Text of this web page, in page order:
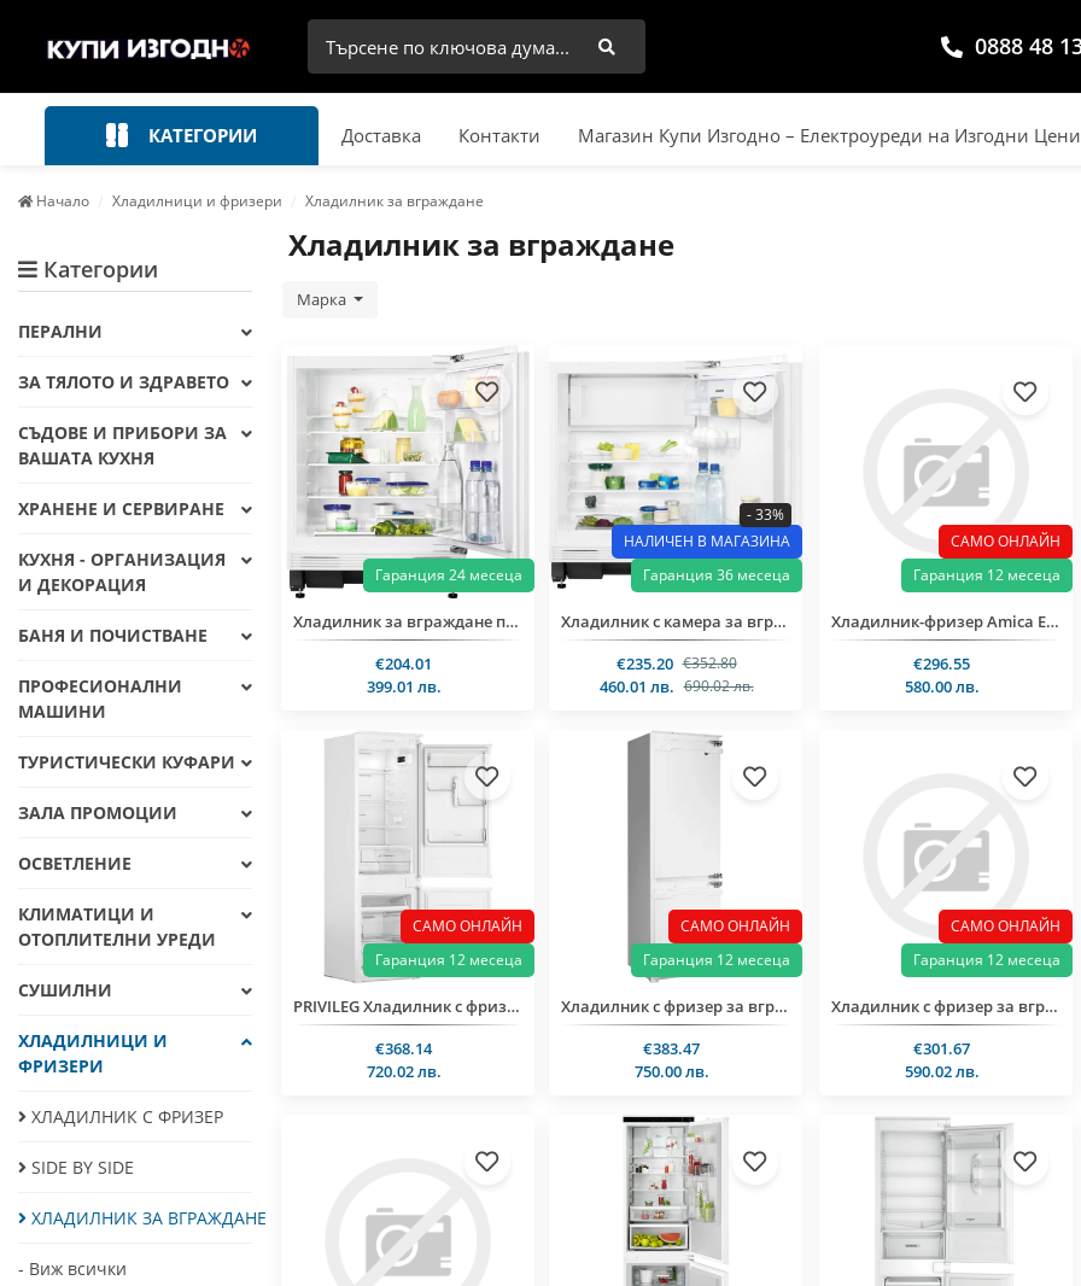
Търси 0888 48
КАТЕГОРИИ Доставка Контакти Магазин Купи Изгодно – Електроуреди на Изгодни
Начало Хладилници и фризери Хладилник за вграждане
Категории
ПЕРАЛНИ
ЗА ТЯЛОТО И ЗДРАВЕТО
СЪДОВЕ И ПРИБОРИ ЗА
ВАШАТА КУХНЯ
ХРАНЕНЕ И СЕРВИРАНЕ
КУХНЯ - ОРГАНИЗАЦИЯ
И ДЕКОРАЦИЯ
БАНЯ И ПОЧИСТВАНЕ
ПРОФЕСИОНАЛНИ
МАШИНИ
ТУРИСТИЧЕСКИ КУФАРИ
ЗАЛА ПРОМОЦИИ
ОСВЕТЛЕНИЕ
КЛИМАТИЦИ И
ОТОПЛИТЕЛНИ УРЕДИ
СУШИЛНИ
ХЛАДИЛНИЦИ И
ФРИЗЕРИ
ХЛАДИЛНИК С ФРИЗЕР
SIDE BY SIDE
ХЛАДИЛНИК ЗА ВГРАЖДАНЕ
- Виж всички
Хладилник за вграждане
Марка
Гаранция 24 месеца
Хладилник за вграждане под плот A++ Zanker/ AEG KXAK82ER
€204.01
399.01 лв.
НАЛИЧЕН В МАГАЗИНА
Гаранция 36 месеца
Хладилник с камера за вграждане A++ Zanker / AEG KEAK82ER
€235.20 €352.80
- 33%
460.01 лв. 690.02 лв.
САМО ОНЛАЙН
Гаранция 12 месеца
Хладилник-фризер Amica EKGCS 387 900
€296.55
580.00 лв.
САМО ОНЛАЙН
Гаранция 12 месеца
PRIVILEG Хладилник с фризер за вграждане PCI 16S2
€368.14
720.02 лв.
САМО ОНЛАЙН
Гаранция 12 месеца
Хладилник с фризер за вграждане BAUKNECHT KGIL 180F2 P
€383.47
750.00 лв.
САМО ОНЛАЙН
Гаранция 12 месеца
Хладилник с фризер за вграждане Bauknecht KGIS 1187
€301.67
590.02 лв.